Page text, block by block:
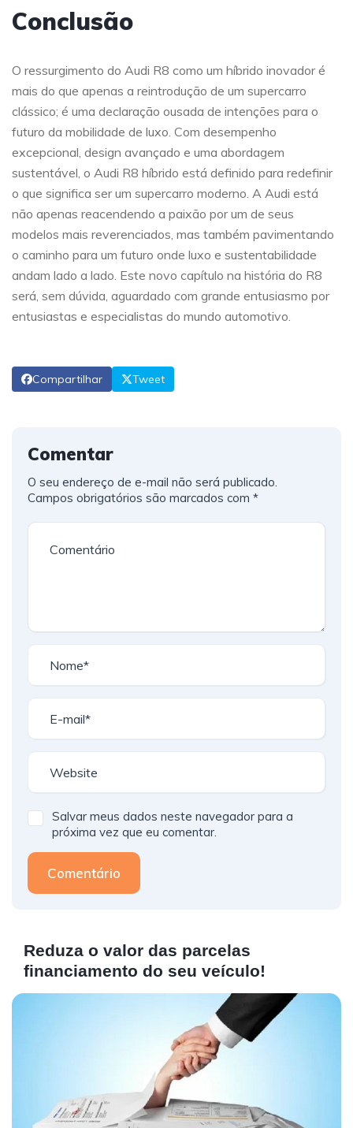
Conclusão
O ressurgimento do Audi R8 como um híbrido inovador é
mais do que apenas a reintrodução de um supercarro
clássico; é uma declaração ousada de intenções para o
futuro da mobilidade de luxo. Com desempenho
excepcional, design avançado e uma abordagem
sustentável, o Audi R8 híbrido está definido para redefinir
o que significa ser um supercarro moderno. A Audi está
não apenas reacendendo a paixão por um de seus
modelos mais reverenciados, mas também pavimentando
o caminho para um futuro onde luxo e sustentabilidade
andam lado a lado. Este novo capítulo na história do R8
será, sem dúvida, aguardado com grande entusiasmo por
entusiastas e especialistas do mundo automotivo.
Compartilhar Tweet
Comentar
O seu endereço de e-mail não será publicado.
Campos obrigatórios são marcados com *
Salvar meus dados neste navegador para a
próxima vez que eu comentar.
Comentário
Reduza o valor das parcelas
financiamento do seu veículo!